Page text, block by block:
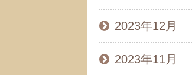
2023年12月
2023年11月